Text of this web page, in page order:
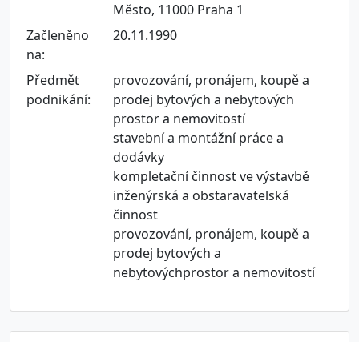
Město, 11000 Praha 1
Začleněno
na:
20.11.1990
Předmět
podnikání:
provozování, pronájem, koupě a
prodej bytových a nebytových
prostor a nemovitostí
stavební a montážní práce a
dodávky
kompletační činnost ve výstavbě
inženýrská a obstaravatelská
činnost
provozování, pronájem, koupě a
prodej bytových a
nebytovýchprostor a nemovitostí